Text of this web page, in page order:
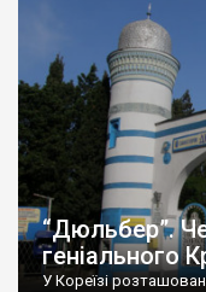
“Дюльбер”.
геніального
У Кореїзі